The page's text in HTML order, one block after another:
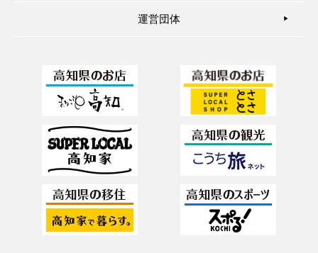
運営団体 ▶︎